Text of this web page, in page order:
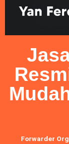
Forwarder Org